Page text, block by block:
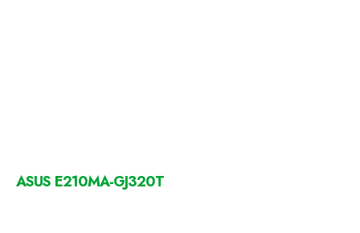
ASUS E210MA-GJ320T